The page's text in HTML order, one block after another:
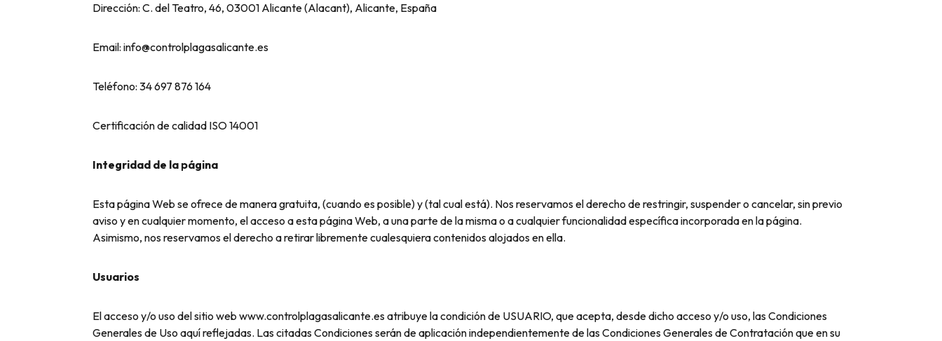
Dirección: C. del Teatro, 46, 03001 Alicante (Alacant), Alicante, España
Email: info@controlplagasalicante.es
Teléfono: 34 697 876 164
Certificación de calidad ISO 14001
Integridad de la página
Esta página Web se ofrece de manera gratuita, (cuando es posible) y (tal cual está). Nos reservamos el derecho de restringir, suspender o cancelar, sin previo
aviso y en cualquier momento, el acceso a esta página Web, a una parte de la misma o a cualquier funcionalidad específica incorporada en la página.
Asimismo, nos reservamos el derecho a retirar libremente cualesquiera contenidos alojados en ella.
Usuarios
El acceso y/o uso del sitio web www.controlplagasalicante.es atribuye la condición de USUARIO, que acepta, desde dicho acceso y/o uso, las Condiciones
Generales de Uso aquí reflejadas. Las citadas Condiciones serán de aplicación independientemente de las Condiciones Generales de Contratación que en su